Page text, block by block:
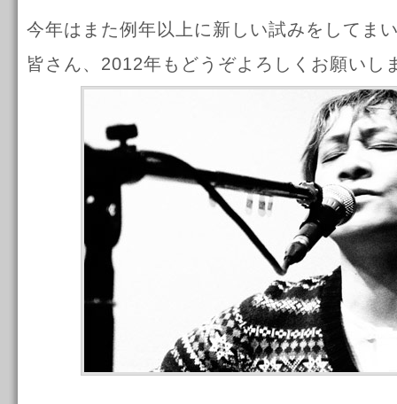
今年はまた例年以上に新しい試みをしてま
皆さん、2012年もどうぞよろしくお願いし